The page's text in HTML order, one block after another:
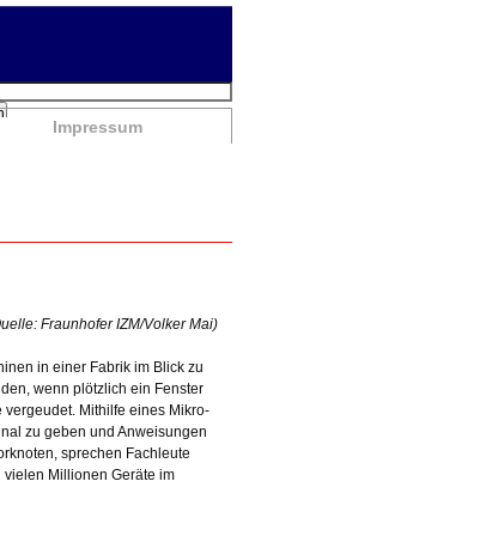
Impressum
Fraunhofer IZM/Volker Mai)
in einer Fabrik im Blick zu
wenn plötzlich ein Fenster
Mithilfe eines Mikro-
zu geben und Anweisungen
sprechen Fachleute
vielen Millionen Geräte im